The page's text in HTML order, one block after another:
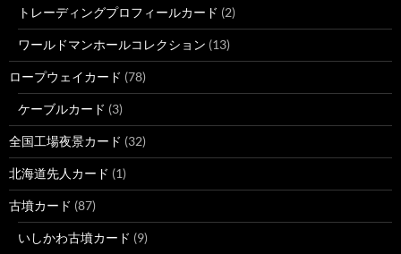
トレーディングプロフィールカード (2)
ワールドマンホールコレクション (13)
ロープウェイカード (78)
ケーブルカード (3)
全国工場夜景カード (32)
北海道先人カード (1)
古墳カード (87)
いしかわ古墳カード (9)